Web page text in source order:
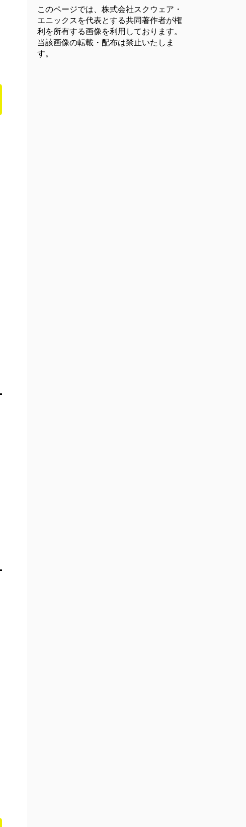
このページでは、株式会社スクウェア・
エニックスを代表とする共同著作者が権
利を所有する画像を利用しております。
当該画像の転載・配布は禁止いたしま
す。